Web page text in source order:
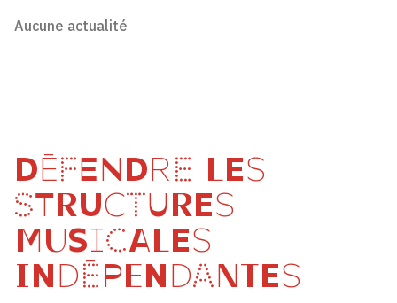
Aucune actualité
DÉFENDRE LES
STRUCTURES
MUSICALES
INDÉPENDANTES